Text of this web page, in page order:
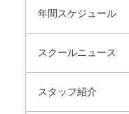
年間スケジュール
スクールニュース
スタッフ紹介